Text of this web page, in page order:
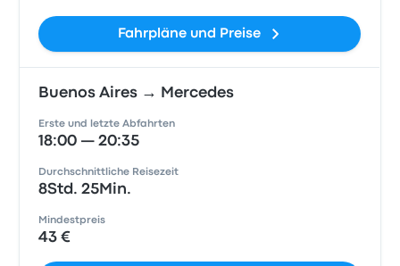
Fahrpläne und Preise
Buenos Aires → Mercedes
Erste und letzte Abfahrten
18:00 — 20:35
Durchschnittliche Reisezeit
8Std. 25Min.
Mindestpreis
43 €